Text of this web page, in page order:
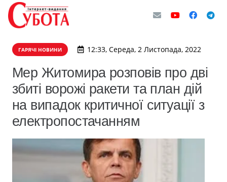
ГАРЯЧІ НОВИНИ 12:33, Середа, 2 Листопада, 2022
Мер Житомира розповів про дві
збиті ворожі ракети та план дій
на випадок критичної ситуації з
електропостачанням